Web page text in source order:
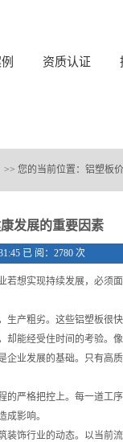
资质认证
>> 您的当前位置： 铝塑板
发展的重要因素
已 阅：2780 次
想实现持续发展，必须
产粗劣。这些铝塑板很
能经受住时间的考验。
业发展的基础。只有高
严格把控上。每一道工
影响。
饰行业的动态。以当前